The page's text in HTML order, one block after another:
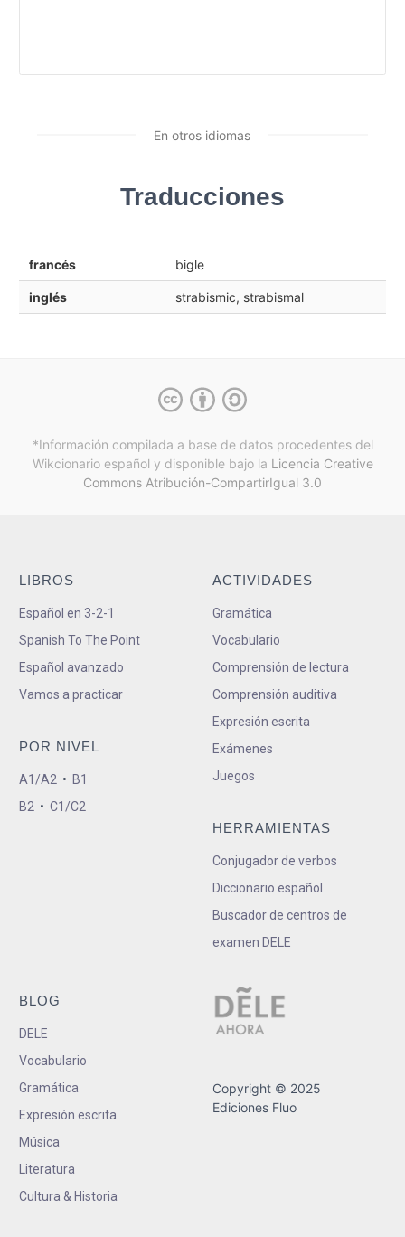
En otros idiomas
Traducciones
francés bigle
inglés strabismic, strabismal
*Información compilada a base de datos procedentes del
Wikcionario español y disponible bajo la Licencia Creative
Commons Atribución-CompartirIgual 3.0
LIBROS
Español en 3-2-1
Spanish To The Point
Español avanzado
Vamos a practicar
POR NIVEL
A1/A2 • B1
B2 • C1/C2
ACTIVIDADES
Gramática
Vocabulario
Comprensión de lectura
Comprensión auditiva
Expresión escrita
Exámenes
Juegos
HERRAMIENTAS
Conjugador de verbos
Diccionario español
Buscador de centros de
examen DELE
BLOG
DELE
Vocabulario
Gramática
Expresión escrita
Música
Literatura
Cultura & Historia
Copyright © 2025
Ediciones Fluo